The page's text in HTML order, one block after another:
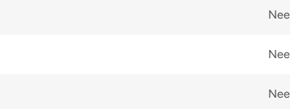
Nee
Nee
Nee